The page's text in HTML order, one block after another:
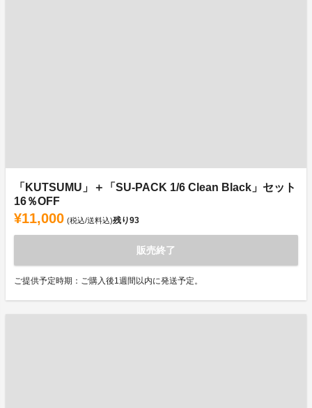
「KUTSUMU」＋「SU-PACK 1/6 Clean Black」セット
16％OFF
¥11,000 (税込/送料込)残り93
販売終了
ご提供予定時期：ご購入後1週間以内に発送予定。